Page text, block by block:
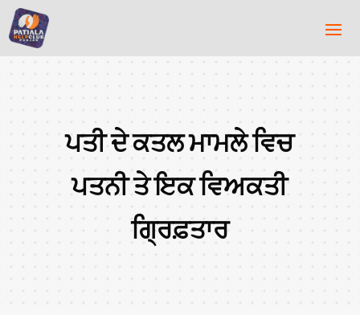
ਪਤੀ ਦੇ ਕਤਲ ਮਾਮਲੇ ਵਿਚ
ਪਤਨੀ ਤੇ ਇਕ ਵਿਅਕਤੀ
ਗ੍ਰਿਫ਼ਤਾਰ